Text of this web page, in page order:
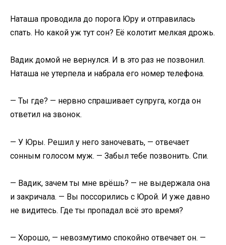
Наташа проводила до порога Юру и отправилась
спать. Но какой уж тут сон? Её колотит мелкая дрожь.
Вадик домой не вернулся. И в это раз не позвонил.
Наташа не утерпела и набрала его номер телефона.
— Ты где? — нервно спрашивает супруга, когда он
ответил на звонок.
— У Юры. Решил у него заночевать, — отвечает
сонным голосом муж. — Забыл тебе позвонить. Спи.
— Вадик, зачем ты мне врёшь? — не выдержала она
и закричала. — Вы поссорились с Юрой. И уже давно
не видитесь. Где ты пропадал всё это время?
— Хорошо, — невозмутимо спокойно отвечает он. —